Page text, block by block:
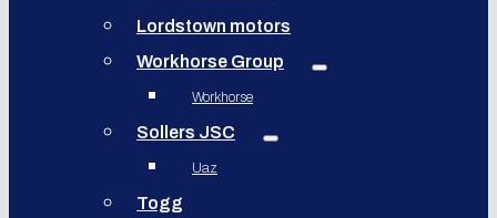
Lordstown motors
Workhorse Group
Workhorse
Sollers JSC
Uaz
Togg